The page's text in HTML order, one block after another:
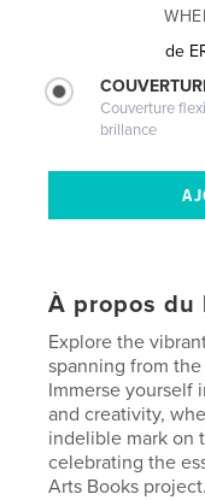
de
Couverture
brillance
À propos du
Explore the
spanning from
Immerse yourself
and creativity,
indelible mark on
celebrating the
Arts Books project.